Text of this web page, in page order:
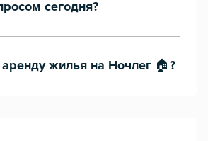
сегодня?
аренду жилья на Ночлег 🏠?